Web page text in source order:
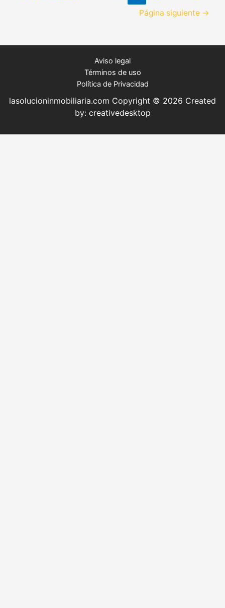
Página siguiente →
Aviso legal
Términos de uso
Política de Privacidad
lasolucioninmobiliaria.com Copyright © 2026 Created
by: creativedesktop